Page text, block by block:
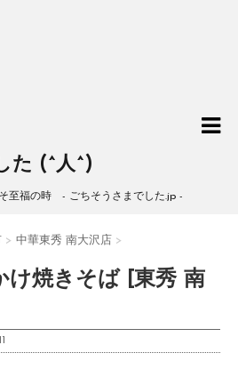
た (^人^)
至福の時 - ごちそうさまでした.jp -
> 中華東秀 南大沢店 >
け焼きそば [東秀 南